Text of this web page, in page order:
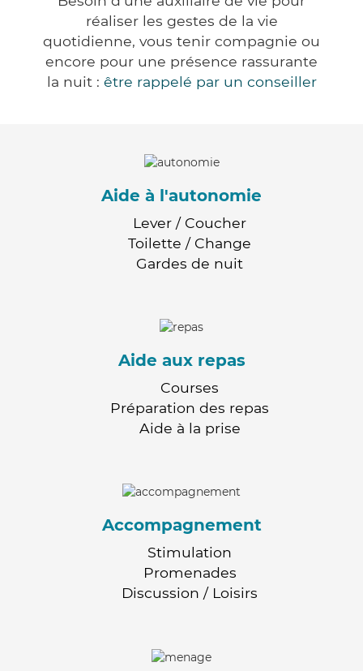
réaliser les gestes de la vie
quotidienne, vous tenir compagnie ou
encore pour une présence rassurante
la nuit : être rappelé par un conseiller
Aide à l'autonomie
Lever / Coucher
Toilette / Change
Gardes de nuit
Aide aux repas
Courses
Préparation des repas
Aide à la prise
Accompagnement
Stimulation
Promenades
Discussion / Loisirs